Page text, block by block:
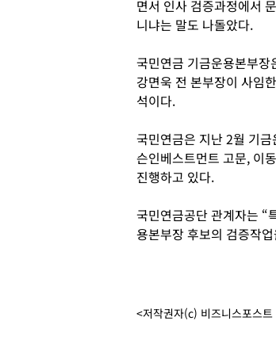
면서 인사 검증과정에서
니냐는 말도 나돌았다.
국민연금 기금운용본부장
강면욱 전 본부장이 사임
석이다.
국민연금은 지난 2월 기
슨인베스트먼트 고문, 이
진행하고 있다.
국민연금공단 관계자는 “
용본부장 후보의 검증작
<저작권자(c) 비즈니스포스